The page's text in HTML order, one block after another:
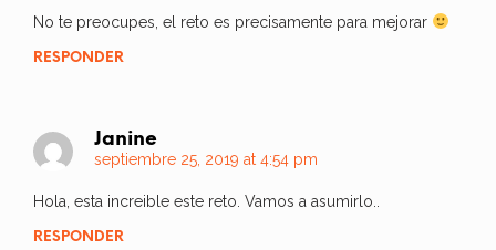
No te preocupes, el reto es precisamente para mejorar
RESPONDER
Janine
septiembre 25, 2019 at 4:54 pm
Hola, esta increible este reto. Vamos a asumirlo..
RESPONDER